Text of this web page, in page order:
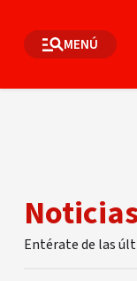
MENÚ
Entérate de las